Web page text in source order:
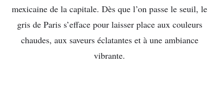
mexicaine de la capitale. Dès que l’on passe le seuil, le
gris de Paris s’efface pour laisser place aux couleurs
chaudes, aux saveurs éclatantes et à une ambiance
vibrante.